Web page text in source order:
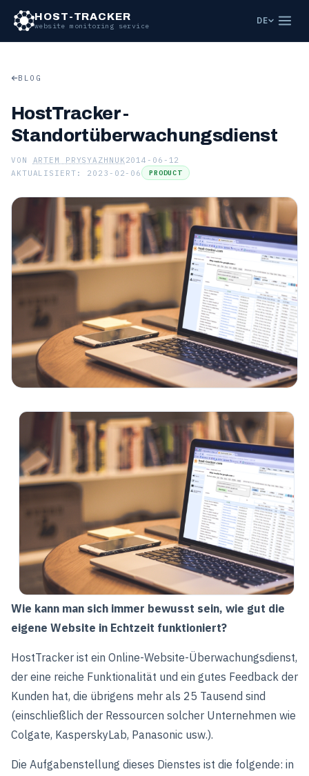
HOST-TRACKER
website monitoring service
DE
BLOG
HostTracker -
Standortüberwachungsdienst
VON ARTEM PRYSYAZHNUK 2014-06-12
AKTUALISIERT: 2023-02-06
PRODUCT
Wie kann man sich immer bewusst sein, wie gut die
eigene Website in Echtzeit funktioniert?
HostTracker ist ein Online-Website-Überwachungsdienst,
der eine reiche Funktionalität und ein gutes Feedback der
Kunden hat, die übrigens mehr als 25 Tausend sind
(einschließlich der Ressourcen solcher Unternehmen wie
Colgate, KasperskyLab, Panasonic usw.).
Die Aufgabenstellung dieses Dienstes ist die folgende: in